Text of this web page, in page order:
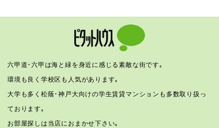
六甲道･六甲は海と緑を身近に感じる素敵な街です｡
環境も良く学校区も人気があります｡
大学も多く松蔭･神戸大向けの学生賃貸マンションも多数取り扱っ
ております｡
お部屋探しは当店におまかせ下さい｡